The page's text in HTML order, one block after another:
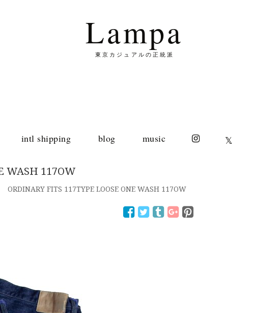
Lampa
東京カジュアルの正統派
intl shipping blog music 𝕏
WASH 117OW
ORDINARY FITS 117TYPE LOOSE ONE WASH 117OW